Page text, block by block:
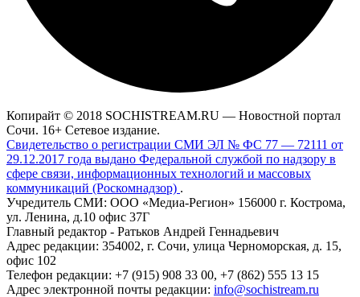
Копирайт © 2018 SOCHISTREAM.RU — Новостной портал
Сочи. 16+ Сетевое издание.
Свидетельство о регистрации СМИ ЭЛ № ФС 77 — 72111 от
29.12.2017 года выдано Федеральной службой по надзору в
сфере связи, информационных технологий и массовых
коммуникаций (Роскомнадзор) .
Учредитель СМИ: ООО «Медиа-Регион» 156000 г. Кострома,
ул. Ленина, д.10 офис 37Г
Главный редактор - Ратьков Андрей Геннадьевич
Адрес редакции: 354002, г. Сочи, улица Черноморская, д. 15,
офис 102
Телефон редакции: +7 (915) 908 33 00, +7 (862) 555 13 15
Адрес электронной почты редакции: info@sochistream.ru